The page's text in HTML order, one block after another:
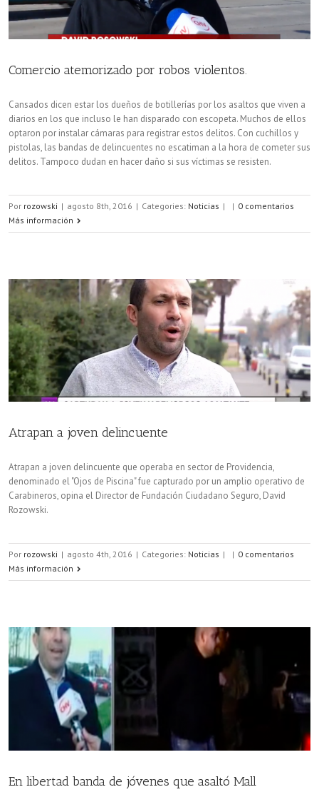
Comercio atemorizado por robos violentos.
Cansados dicen estar los dueños de botillerías por los asaltos que viven a
diarios en los que incluso le han disparado con escopeta. Muchos de ellos
optaron por instalar cámaras para registrar estos delitos. Con cuchillos y
pistolas, las bandas de delincuentes no escatiman a la hora de cometer sus
delitos. Tampoco dudan en hacer daño si sus víctimas se resisten.
Por rozowski | agosto 8th, 2016 | Categories: Noticias | | 0 comentarios
Más información
Atrapan a joven delincuente
Atrapan a joven delincuente que operaba en sector de Providencia,
denominado el "Ojos de Piscina" fue capturado por un amplio operativo de
Carabineros, opina el Director de Fundación Ciudadano Seguro, David
Rozowski.
Por rozowski | agosto 4th, 2016 | Categories: Noticias | | 0 comentarios
Más información
En libertad banda de jóvenes que asaltó Mall